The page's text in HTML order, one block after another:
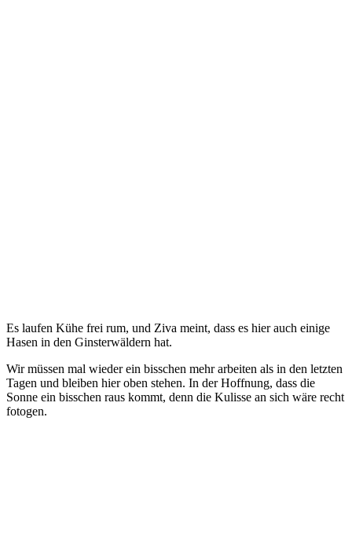
Es laufen Kühe frei rum, und Ziva meint, dass es hier auch einige
Hasen in den Ginsterwäldern hat.
Wir müssen mal wieder ein bisschen mehr arbeiten als in den letzten
Tagen und bleiben hier oben stehen. In der Hoffnung, dass die
Sonne ein bisschen raus kommt, denn die Kulisse an sich wäre recht
fotogen.